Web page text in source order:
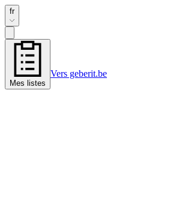
fr
Mes listes
Vers geberit.be